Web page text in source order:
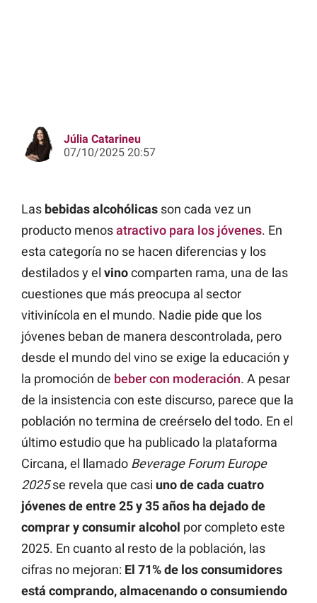
Júlia Catarineu
07/10/2025 20:57
Las bebidas alcohólicas son cada vez un
producto menosatractivo para los jóvenes. En
esta categoría no se hacen diferencias y los
destilados y el vinocomparten rama, una de las
cuestiones que más preocupa al sector
vitivinícola en el mundo. Nadie pide que los
jóvenes beban de manera descontrolada, pero
desde el mundo del vino se exige la educación y
la promoción de beber con moderación. A pesar
de la insistencia con este discurso, parece que la
población no termina de creérselo del todo. En el
último estudio que ha publicado la plataforma
Circana, el llamado Beverage Forum Europe
2025se revela que casi uno de cada cuatro
jóvenes de entre 25 y 35 años ha dejado de
comprar y consumir alcohol por completo este
2025. En cuanto al resto de la población, las
cifras no mejoran: El 71% de los consumidores
está comprando, almacenando o consumiendo